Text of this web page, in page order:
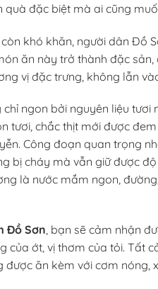
quà đặc biệt mà ai cũng
khó khăn, người dân Đồ
ăn này trở thành đặc
vị đặc trưng, không lẫn
chỉ ngon bởi nguyên liệu tươi
tươi, chắc thịt mới được
Công đoạn quan trọng
bị cháy mà vẫn giữ được
là nước mắm ngon,
Đồ Sơn, bạn sẽ cảm nhận
của ớt, vị thơm của tỏi. Tất
được ăn kèm với cơm nóng,